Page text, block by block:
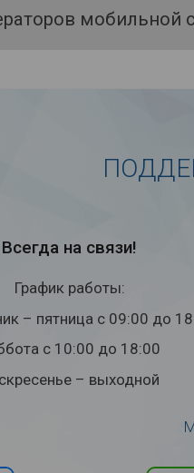
мобильной
Всегда на связи!
График работы:
– пятница с 09:00 до
с 10:00 до 18:00
– выходной